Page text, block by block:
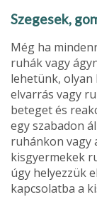
Szegesek,
Még ha
ruhák vagy
lehetünk,
elvarrás vagy
beteget és
egy szabadon
ruhánkon vagy
kisgyermekek
úgy helyezzük
kapcsolatba a